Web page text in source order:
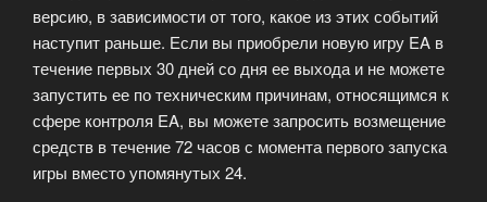
версию, в зависимости от того, какое из этих событий
наступит раньше. Если вы приобрели новую игру EA в
течение первых 30 дней со дня ее выхода и не можете
запустить ее по техническим причинам, относящимся к
сфере контроля EA, вы можете запросить возмещение
средств в течение 72 часов с момента первого запуска
игры вместо упомянутых 24.